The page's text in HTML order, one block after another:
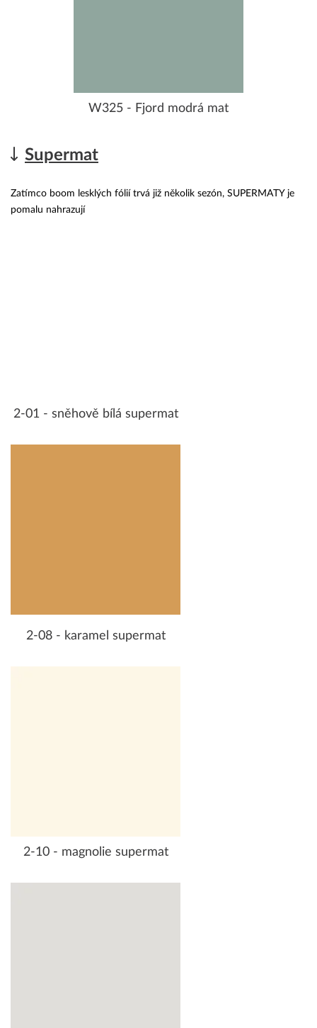
W325 - Fjord modrá mat
Supermat
Zatímco boom lesklých fólií trvá již několik sezón, SUPERMATY je
pomalu nahrazují
2-01 - sněhově bílá supermat
2-08 - karamel supermat
2-10 - magnolie supermat